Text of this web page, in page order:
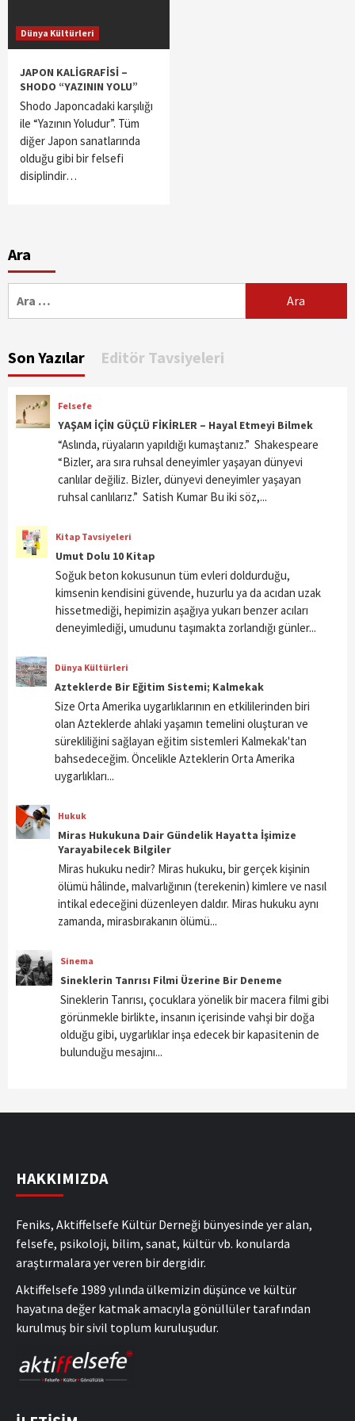
Dünya Kültürleri
JAPON KALİGRAFİSİ –
SHODO “YAZININ YOLU”
Shodo Japoncadaki karşılığı
ile “Yazının Yoludur”. Tüm
diğer Japon sanatlarında
olduğu gibi bir felsefi
disiplindir…
Ara
Son Yazılar Editör Tavsiyeleri
Felsefe
YAŞAM İÇİN GÜÇLÜ FİKİRLER – Hayal Etmeyi Bilmek
“Aslında, rüyaların yapıldığı kumaştanız.” Shakespeare
“Bizler, ara sıra ruhsal deneyimler yaşayan dünyevi
canlılar değiliz. Bizler, dünyevi deneyimler yaşayan
ruhsal canlılarız.” Satish Kumar Bu iki söz,...
Kitap Tavsiyeleri
Umut Dolu 10 Kitap
Soğuk beton kokusunun tüm evleri doldurduğu,
kimsenin kendisini güvende, huzurlu ya da acıdan uzak
hissetmediği, hepimizin aşağıya yukarı benzer acıları
deneyimlediği, umudunu taşımakta zorlandığı günler...
Dünya Kültürleri
Azteklerde Bir Eğitim Sistemi; Kalmekak
Size Orta Amerika uygarlıklarının en etkililerinden biri
olan Azteklerde ahlaki yaşamın temelini oluşturan ve
sürekliliğini sağlayan eğitim sistemleri Kalmekak'tan
bahsedeceğim. Öncelikle Azteklerin Orta Amerika
uygarlıkları...
Hukuk
Miras Hukukuna Dair Gündelik Hayatta İşimize
Yarayabilecek Bilgiler
Miras hukuku nedir? Miras hukuku, bir gerçek kişinin
ölümü hâlinde, malvarlığının (terekenin) kimlere ve nasıl
intikal edeceğini düzenleyen daldır. Miras hukuku aynı
zamanda, mirasbırakanın ölümü...
Sinema
Sineklerin Tanrısı Filmi Üzerine Bir Deneme
Sineklerin Tanrısı, çocuklara yönelik bir macera filmi gibi
görünmekle birlikte, insanın içerisinde vahşi bir doğa
olduğu gibi, uygarlıklar inşa edecek bir kapasitenin de
bulunduğu mesajını...
HAKKIMIZDA
Feniks, Aktiffelsefe Kültür Derneği bünyesinde yer alan,
felsefe, psikoloji, bilim, sanat, kültür vb. konularda
araştırmalara yer veren bir dergidir.
Aktiffelsefe 1989 yılında ülkemizin düşünce ve kültür
hayatına değer katmak amacıyla gönüllüler tarafından
kurulmuş bir sivil toplum kuruluşudur.